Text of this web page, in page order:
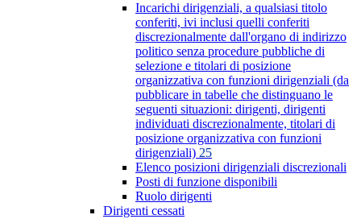
Incarichi dirigenziali, a qualsiasi titolo
conferiti, ivi inclusi quelli conferiti
discrezionalmente dall'organo di indirizzo
politico senza procedure pubbliche di
selezione e titolari di posizione
organizzativa con funzioni dirigenziali (da
pubblicare in tabelle che distinguano le
seguenti situazioni: dirigenti, dirigenti
individuati discrezionalmente, titolari di
posizione organizzativa con funzioni
dirigenziali) 25
Elenco posizioni dirigenziali discrezionali
Posti di funzione disponibili
Ruolo dirigenti
Dirigenti cessati